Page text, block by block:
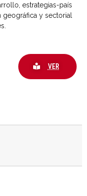
estrategias-país
y sectorial
VER